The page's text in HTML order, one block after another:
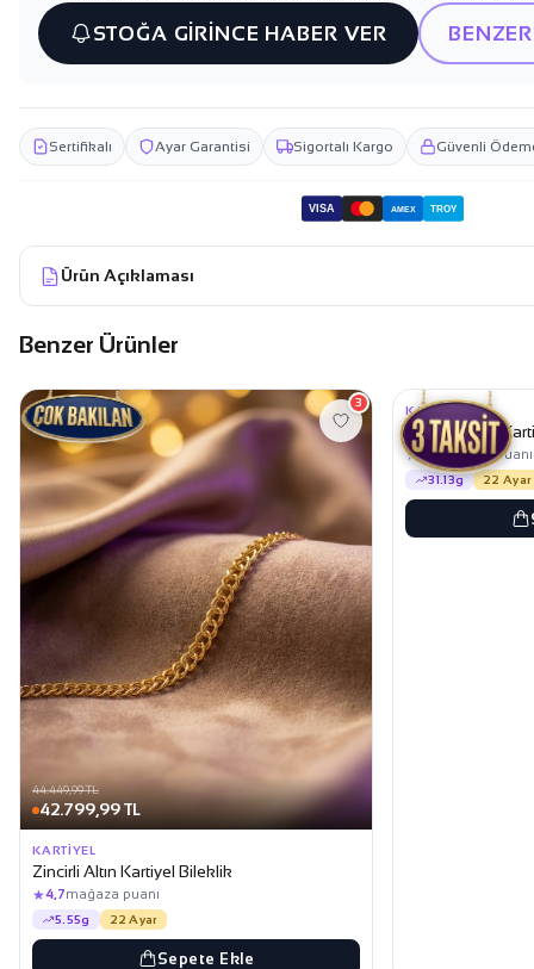
STOĞA GİRİNCE HABER VER
Sertifikalı Ayar Garantisi Sigortalı Kargo Güvenli
VISA AMEX TROY
Ürün Açıklaması
Benzer Ürünler
44.449,99 TL
42.799,99 TL
3
KARTIYEL
Zincirli Altın Kartiyel Bileklik
★4,7mağaza puanı
5.55g 22 Ayar
Sepete Ekle
KARTIYEL
Kalemli Altın
★4,7mağaza puanı
31.13g 22 Ayar